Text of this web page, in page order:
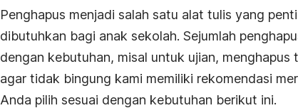
Penghapus menjadi salah satu alat tulis yang
dibutuhkan bagi anak sekolah. Sejumlah
dengan kebutuhan, misal untuk ujian,
agar tidak bingung kami memiliki rekomendasi
Anda pilih sesuai dengan kebutuhan berikut ini.